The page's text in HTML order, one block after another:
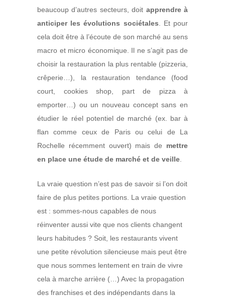
beaucoup d’autres secteurs, doit apprendre à
anticiper les évolutions sociétales . Et pour
cela doit être à l’écoute de son marché au sens
macro et micro économique. Il ne s’agit pas de
choisir la restauration la plus rentable (pizzeria,
crêperie…), la restauration tendance (food
court, cookies shop, part de pizza à
emporter…) ou un nouveau concept sans en
étudier le réel potentiel de marché (ex. bar à
flan comme ceux de Paris ou celui de La
Rochelle récemment ouvert) mais de mettre
en place une étude de marché et de veille
La vraie question n’est pas de savoir si l’on doit
faire de plus petites portions. La vraie question
est : sommes-nous capables de nous
réinventer aussi vite que nos clients changent
leurs habitudes ? Soit, les restaurants vivent
une petite révolution silencieuse mais peut être
que nous sommes lentement en train de vivre
cela à marche arrière (…) Avec la propagation
des franchises et des indépendants dans la